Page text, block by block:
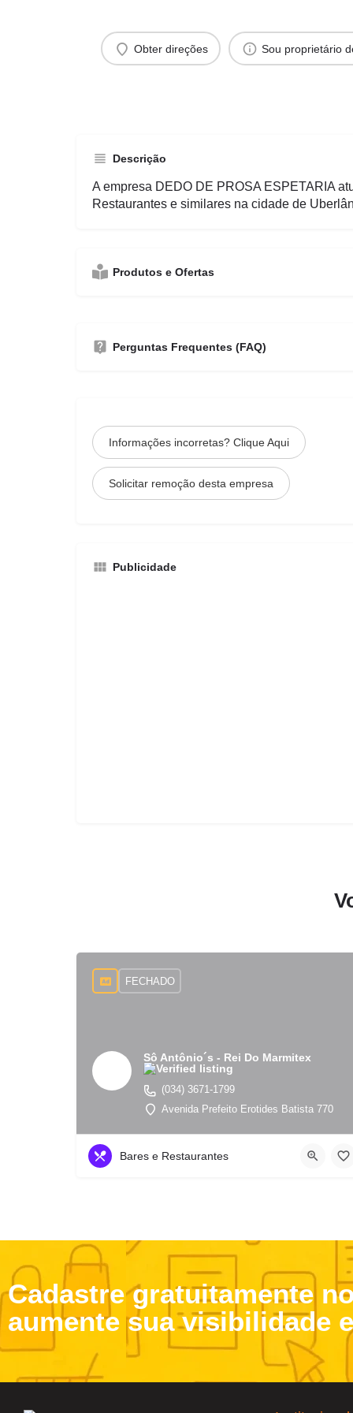
Obter direções Sou proprietário
Descrição
A empresa DEDO DE PROSA ESPETARIA
Restaurantes e similares na cidade de
Produtos e Ofertas
Perguntas Frequentes (FAQ)
Informações incorretas? Clique Aqui
Solicitar remoção desta empresa
Publicidade
Sô Antônio´s - Rei Do Marmitex
(034) 3671-1799
Avenida Prefeito Erotides Batista 770
FECHADO
Bares e Restaurantes
Cadastre gratuitamente
aumente sua visibilidade